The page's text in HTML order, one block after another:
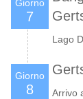
Giorno
7
Lago
Giorno
8
Arrivo